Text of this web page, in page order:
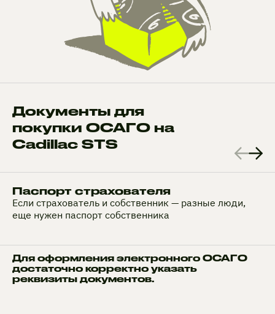
Документы для
покупки ОСАГО на
Cadillac STS
Паспорт страхователя
Если страхователь и собственник — разные люди,
еще нужен паспорт собственника
Для оформления электронного ОСАГО
достаточно корректно указать
реквизиты документов.